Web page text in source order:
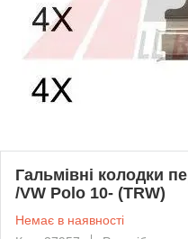
Гальмівні колодки
/VW Polo 10- (TRW)
Немає в наявності